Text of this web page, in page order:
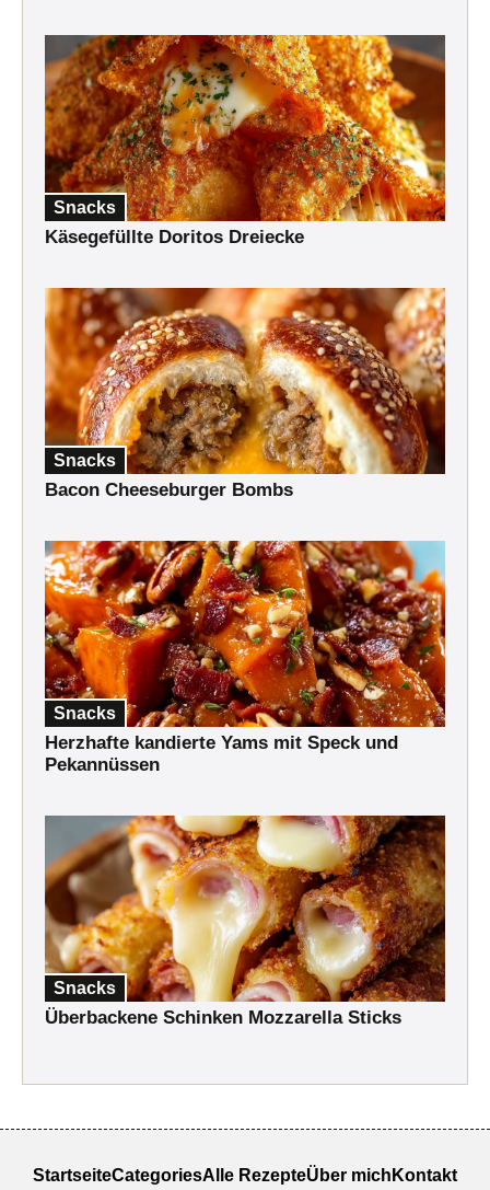
Snacks
Käsegefüllte Doritos Dreiecke
Snacks
Bacon Cheeseburger Bombs
Snacks
Herzhafte kandierte Yams mit Speck und
Pekannüssen
Snacks
Überbackene Schinken Mozzarella Sticks
StartseiteCategoriesAlle RezepteÜber mich Kontakt